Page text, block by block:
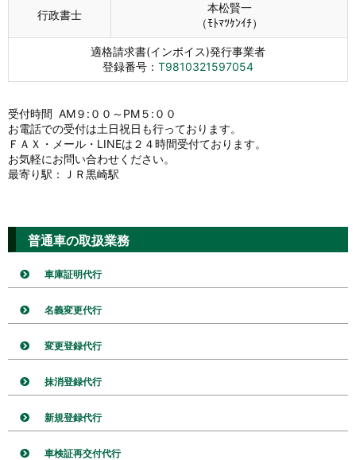
行政書士
本松賢一
（ﾓﾄﾏﾂｹﾝｲﾁ）
適格請求書(インボイス)発行事業者
登録番号： T9810321597054
受付時間 AM９:００～PM５:００
お電話での受付は土日祝日も行っております。
ＦＡＸ・メール・LINEは２４時間受付ております。
お気軽にお問い合わせください。
最寄り駅：ＪＲ黒崎駅
普通車の取扱業務
車庫証明代行
名義変更代行
変更登録代行
抹消登録代行
新規登録代行
車検証再交付代行